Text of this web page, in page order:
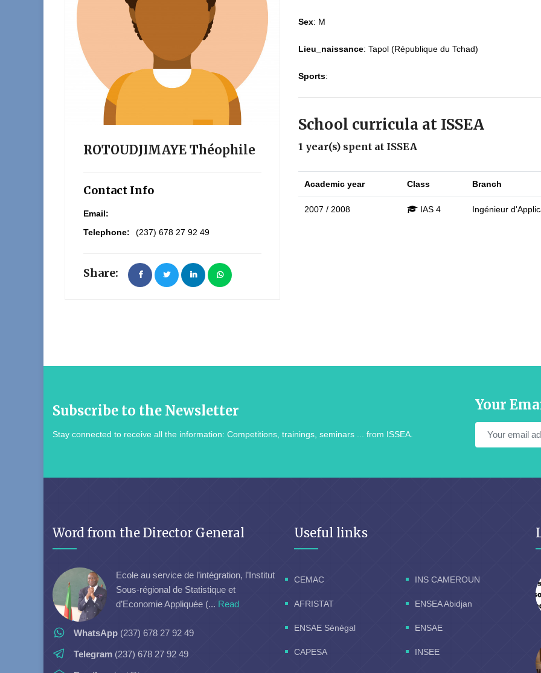
ROTOUDJIMAYE Théophile
Contact Info
Email:
Telephone:
(237) 678 27 92 49
Share:
Sex: M
Lieu_naissance: Tapol (République du Tchad)
Sports:
School curricula at ISSEA
1 year(s) spent at ISSEA
Academic year Class Branch
2007 / 2008 IAS 4 Ingénieur
Subscribe to the Newsletter
Stay connected to receive all the information: Competitions, trainings, seminars ... from ISSEA.
Your
Word from the Director General
Ecole au service de l’intégration, l’Institut
Sous-régional de Statistique et
d’Economie Appliquée (... Read
WhatsApp (237) 678 27 92 49
Telegram (237) 678 27 92 49
Useful links
CEMAC INS CAMEROUN
AFRISTAT ENSEA Abidjan
ENSAE Sénégal ENSAE
CAPESA INSEE